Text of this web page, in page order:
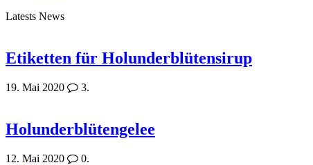
Latests News
Etiketten für Holunderblütensirup
19. Mai 2020 3.
Holunderblütengelee
12. Mai 2020 0.